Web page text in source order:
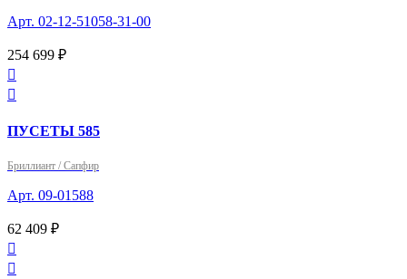
Арт. 02-12-51058-31-00
254 699 ₽


ПУСЕТЫ 585
Бриллиант / Сапфир
Арт. 09-01588
62 409 ₽

